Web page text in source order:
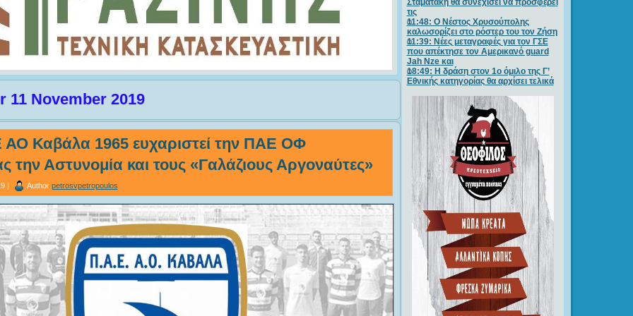
11 November 2019
Καβάλα 1965 ευχαριστεί την ΠΑΕ ΟΦ
την Αστυνομία και τους «Γαλάζιους Αργοναύτες»
| Author petrosvpetropoulos
Σταματάκη θα συνεχίσει να προσφέρει
τις
11:48: Ο Νέστος Χρυσούπολης
καλωσορίζει στο ρόστερ του τον Ζήση
11:39: Νέες μεταγραφές για τον ΓΣE
που απέκτησε τον Αμερικανό guard
Jah Nze και
18:49: Η δράση στον 1ο όμιλο της Γ’
Εθνικής κατηγορίας θα αρχίσει τελικά